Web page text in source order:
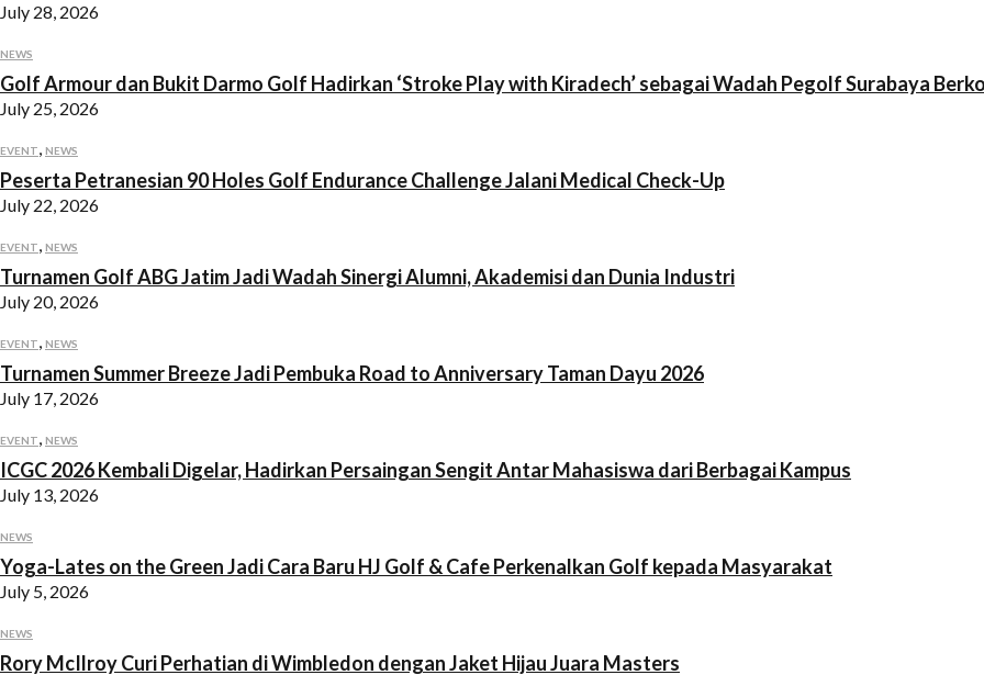
July 28, 2026
NEWS
Golf Armour dan Bukit Darmo Golf Hadirkan ‘Stroke Play with Kiradech’ sebagai Wadah Pegolf Surabaya
July 25, 2026
EVENT, NEWS
Peserta Petranesian 90 Holes Golf Endurance Challenge Jalani Medical Check-Up
July 22, 2026
EVENT, NEWS
Turnamen Golf ABG Jatim Jadi Wadah Sinergi Alumni, Akademisi dan Dunia Industri
July 20, 2026
EVENT, NEWS
Turnamen Summer Breeze Jadi Pembuka Road to Anniversary Taman Dayu 2026
July 17, 2026
EVENT, NEWS
ICGC 2026 Kembali Digelar, Hadirkan Persaingan Sengit Antar Mahasiswa dari Berbagai Kampus
July 13, 2026
NEWS
Yoga-Lates on the Green Jadi Cara Baru HJ Golf & Cafe Perkenalkan Golf kepada Masyarakat
July 5, 2026
NEWS
Rory McIlroy Curi Perhatian di Wimbledon dengan Jaket Hijau Juara Masters